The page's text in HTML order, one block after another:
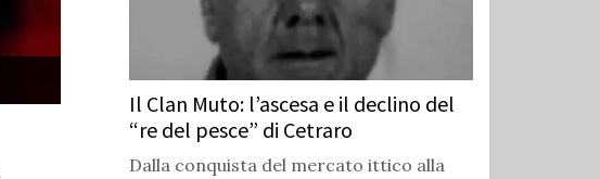
Il Clan Muto: l’ascesa e il declino del
“re del pesce” di Cetraro
Dalla conquista del mercato ittico alla